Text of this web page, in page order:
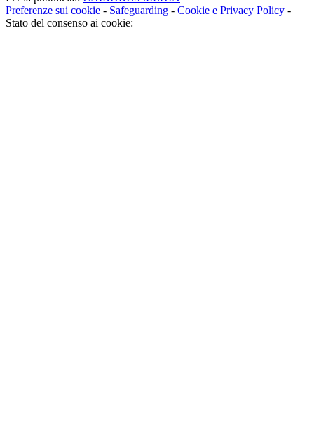
Preferenze sui cookie - Safeguarding - Cookie e Privacy Policy -
Stato del consenso ai cookie: